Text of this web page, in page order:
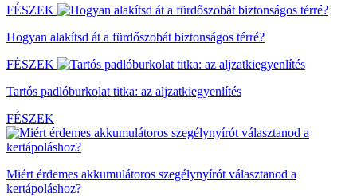
FÉSZEK
Hogyan alakítsd át a fürdőszobát biztonságos térré?
FÉSZEK
Tartós padlóburkolat titka: az aljzatkiegyenlítés
FÉSZEK
Miért érdemes akkumulátoros szegélynyírót választanod a
kertápoláshoz?